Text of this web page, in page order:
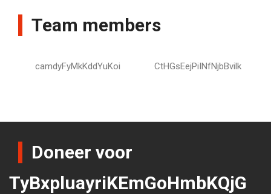
Team members
camdyFyMkKddYuKoi CtHGsEejPiINfNjbBvilk
Doneer voor
TyBxpluayriKEmGoHmbKQjG